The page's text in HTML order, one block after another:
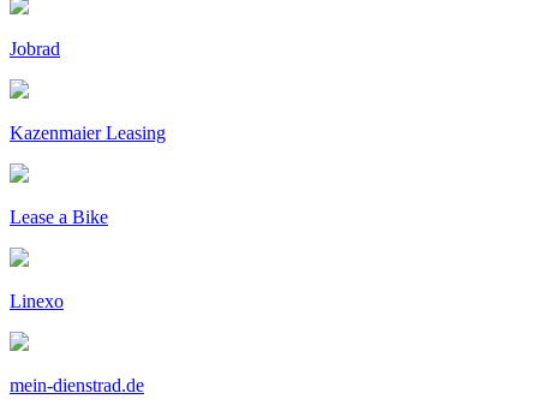
Jobrad
Kazenmaier Leasing
Lease a Bike
Linexo
mein-dienstrad.de